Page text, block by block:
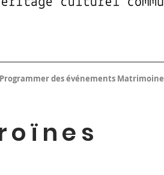
Programmer des événements Matrimoine